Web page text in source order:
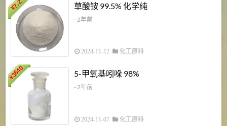
¥
7.2 草酸铵 99.5% 化学纯
- 2年前
2024-11-12 化工原料
¥
3840 5-甲氧基吲哚 98%
- 2年前
2024-11-07 化工原料